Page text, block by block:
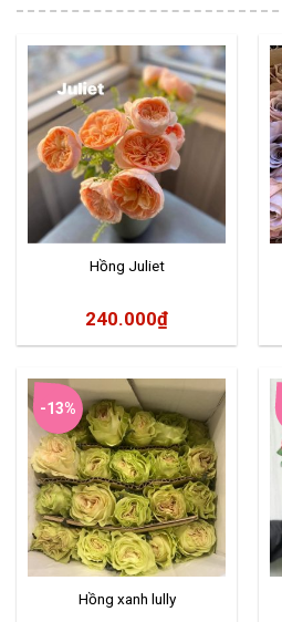
Hồng Juliet
240.000₫
-13%
Hồng xanh lully